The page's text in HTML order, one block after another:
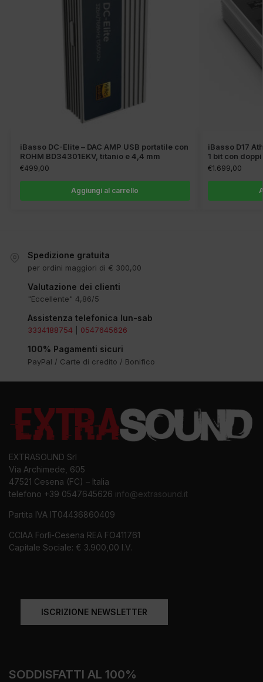
iBasso DC-Elite – DAC AMP USB portatile con
ROHM BD34301EKV, titanio e 4,4 mm
€499,00
Aggiungi al carrello
iBasso D17
1 bit con
€1.699,00
Spedizione gratuita
per ordini maggiori di € 300,00
Valutazione dei clienti
"Eccellente" 4,86/5
Assistenza telefonica lun-sab
3334188754 0547645626
100% Pagamenti sicuri
PayPal / Carte di credito / Bonifico
EXTRASOUND Srl
Via Archimede, 605
47521 Cesena (FC) – Italia
telefono +39 0547645626 info@extrasound.it
Partita IVA IT04436860409
CCIAA Forlì-Cesena REA FO411761
Capitale Sociale: € 3.900,00 I.V.
ISCRIZIONE NEWSLETTER
SODDISFATTI AL 100%